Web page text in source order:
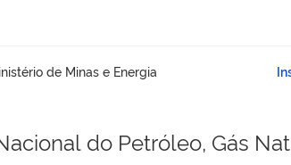
de navegaçãodo Petróleo, Gás